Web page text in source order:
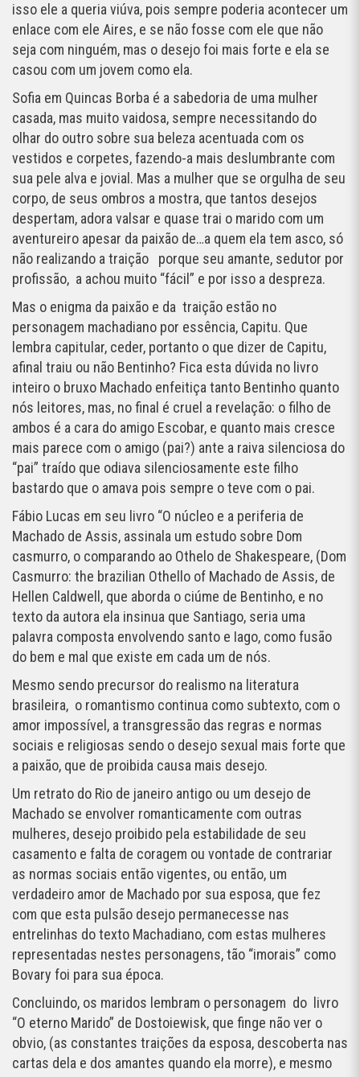
isso ele a queria viúva, pois sempre poderia acontecer um
enlace com ele Aires, e se não fosse com ele que não
seja com ninguém, mas o desejo foi mais forte e ela se
casou com um jovem como ela.
Sofia em Quincas Borba é a sabedoria de uma mulher
casada, mas muito vaidosa, sempre necessitando do
olhar do outro sobre sua beleza acentuada com os
vestidos e corpetes, fazendo-a mais deslumbrante com
sua pele alva e jovial. Mas a mulher que se orgulha de seu
corpo, de seus ombros a mostra, que tantos desejos
despertam, adora valsar e quase trai o marido com um
aventureiro apesar da paixão de…a quem ela tem asco, só
não realizando a traição porque seu amante, sedutor por
profissão, a achou muito “fácil” e por isso a despreza.
Mas o enigma da paixão e da traição estão no
personagem machadiano por essência, Capitu. Que
lembra capitular, ceder, portanto o que dizer de Capitu,
afinal traiu ou não Bentinho? Fica esta dúvida no livro
inteiro o bruxo Machado enfeitiça tanto Bentinho quanto
nós leitores, mas, no final é cruel a revelação: o filho de
ambos é a cara do amigo Escobar, e quanto mais cresce
mais parece com o amigo (pai?) ante a raiva silenciosa do
“pai” traído que odiava silenciosamente este filho
bastardo que o amava pois sempre o teve com o pai.
Fábio Lucas em seu livro “O núcleo e a periferia de
Machado de Assis, assinala um estudo sobre Dom
casmurro, o comparando ao Othelo de Shakespeare, (Dom
Casmurro: the brazilian Othello of Machado de Assis, de
Hellen Caldwell, que aborda o ciúme de Bentinho, e no
texto da autora ela insinua que Santiago, seria uma
palavra composta envolvendo santo e Iago, como fusão
do bem e mal que existe em cada um de nós.
Mesmo sendo precursor do realismo na literatura
brasileira, o romantismo continua como subtexto, com o
amor impossível, a transgressão das regras e normas
sociais e religiosas sendo o desejo sexual mais forte que
a paixão, que de proibida causa mais desejo.
Um retrato do Rio de janeiro antigo ou um desejo de
Machado se envolver romanticamente com outras
mulheres, desejo proibido pela estabilidade de seu
casamento e falta de coragem ou vontade de contrariar
as normas sociais então vigentes, ou então, um
verdadeiro amor de Machado por sua esposa, que fez
com que esta pulsão desejo permanecesse nas
entrelinhas do texto Machadiano, com estas mulheres
representadas nestes personagens, tão “imorais” como
Bovary foi para sua época.
Concluindo, os maridos lembram o personagem do livro
“O eterno Marido” de Dostoiewisk, que finge não ver o
obvio, (as constantes traições da esposa, descoberta nas
cartas dela e dos amantes quando ela morre), e mesmo